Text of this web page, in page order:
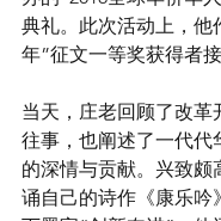
典礼。此次活动上，他
年”征文一等奖获得者接
当天，庄老回顾了改革
往事，也阐述了一代代
的深情与贡献。兴致颇
诵自己的诗作《康乐吟